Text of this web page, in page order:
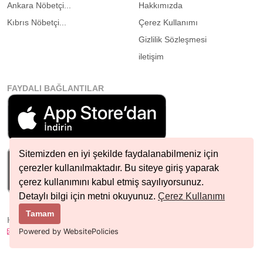
Sitemizden en iyi şekilde faydalanabilmeniz için
çerezler kullanılmaktadır. Bu siteye giriş yaparak
çerez kullanımını kabul etmiş sayılıyorsunuz.
Detaylı bilgi için metni okuyunuz. Çerez Kullanımı
Tamam
Powered by WebsitePolicies
Ankara Nöbetçi...
Kıbrıs Nöbetçi...
Hakkımızda
Çerez Kullanımı
Gizlilik Sözleşmesi
iletişim
FAYDALI BAĞLANTILAR
HIZLI İLETIŞIM
info@nobetcieczane.net